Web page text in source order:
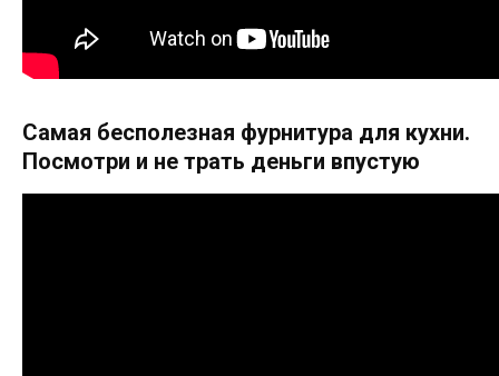
Самая бесполезная фурнитура для кухни.
Посмотри и не трать деньги впустую